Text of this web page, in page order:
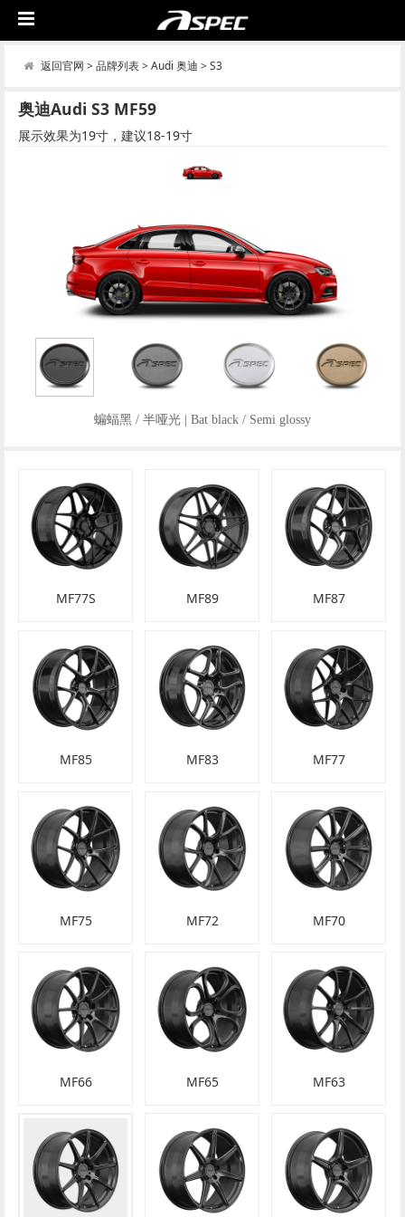
返回官网 > 品牌列表> Audi 奥迪 > S3
奥迪Audi S3 MF59
展示效果为19寸，建议18-19寸
蝙蝠黑 / 半哑光 | Bat black / Semi glossy
MF77S MF89 MF87
MF85 MF83 MF77
MF75 MF72 MF70
MF66 MF65 MF63